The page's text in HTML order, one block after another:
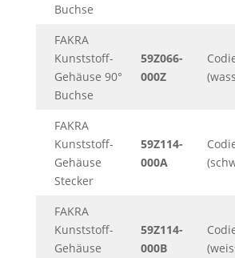
Buchse
FAKRA
Kunststoff-
Gehäuse 90°
Buchse
59Z066-
000Z
FAKRA
Kunststoff-
Gehäuse
Stecker
59Z114-
000A
FAKRA
Kunststoff-
Gehäuse
59Z114-
000B